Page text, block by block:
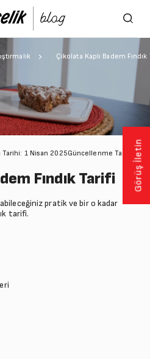
Çikolata Kaplı Badem
Tarihi: 1 Nisan 2025Güncellenme Tarihi: 28
Fındık Tarifi
pratik ve bir o kadar
tarifi.
Görüş İletin